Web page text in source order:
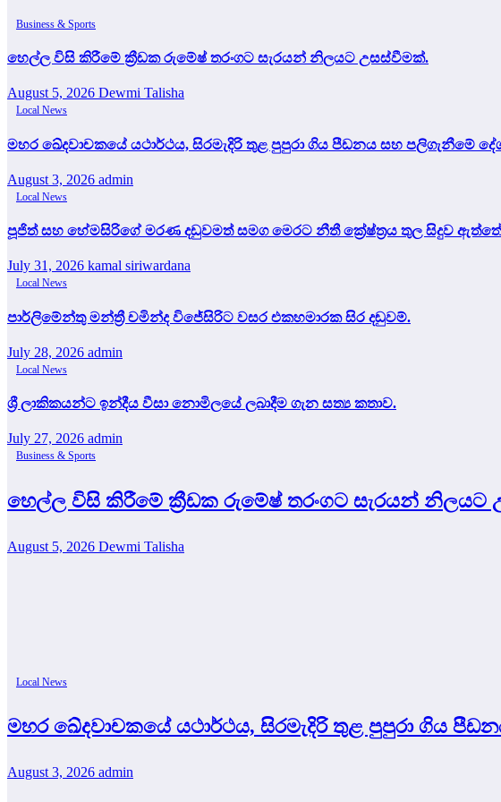
Business & Sports
හෙල්ල විසි කිරීමේ ක්‍රීඩක රුමේෂ් තරංගට සැරයන් නිලයට උසස්වීමක්.
August 5, 2026 Dewmi Talisha
Local News
මහර ඛේදවාචකයේ යථාර්ථය, සිරමැදිරි තුළ පුපුරා ගිය පීඩනය සහ පලිගැනීමේ
August 3, 2026 admin
Local News
පූජිත් සහ හේමසිරිගේ මරණ දඩුවමත් සමග මෙරට නීතී ක්‍රේෂ්ත්‍රය තුල සිදුව
July 31, 2026 kamal siriwardana
Local News
පාර්ලිමේන්තු මන්ත්‍රී චමින්ද විජේසිරිට වසර එකහමාරක සිර දඬුවම්.
July 28, 2026 admin
Local News
ශ්‍රී ලාකිකයන්ට ඉන්දීය වීසා නොමිලයේ ලබාදීම ගැන සත්‍ය කතාව.
July 27, 2026 admin
Business & Sports
හෙල්ල විසි කිරීමේ ක්‍රීඩක රුමේෂ් තරංගට සැරයන් නිලයට
August 5, 2026 Dewmi Talisha
Local News
මහර ඛේදවාචකයේ යථාර්ථය, සිරමැදිරි තුළ පුපුරා ගිය
August 3, 2026 admin